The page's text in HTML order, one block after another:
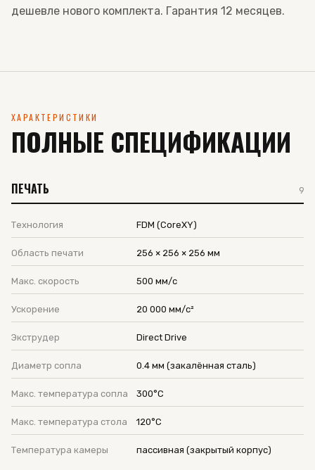
дешевле нового комплекта. Гарантия 12 месяцев.
ХАРАКТЕРИСТИКИ
ПОЛНЫЕ СПЕЦИФИКАЦИИ
ПЕЧАТЬ 9
Технология FDM (CoreXY)
Область печати 256 × 256 × 256 мм
Макс. скорость 500 мм/с
Ускорение 20 000 мм/с²
Экструдер Direct Drive
Диаметр сопла 0.4 мм (закалённая сталь)
Макс. температура сопла 300°C
Макс. температура стола 120°C
Температура камеры пассивная (закрытый корпус)